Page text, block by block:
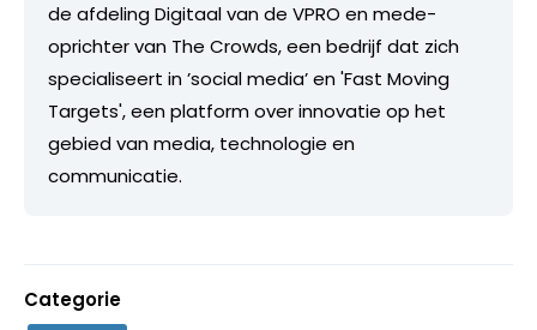
de afdeling Digitaal van de VPRO en mede-
oprichter van The Crowds, een bedrijf dat zich
specialiseert in ’social media’ en 'Fast Moving
Targets', een platform over innovatie op het
gebied van media, technologie en
communicatie.
Categorie